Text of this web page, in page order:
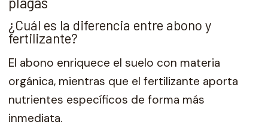
¿Cuál es la diferencia entre abono y
fertilizante?
El abono enriquece el suelo con materia
orgánica, mientras que el fertilizante aporta
nutrientes específicos de forma más
inmediata.